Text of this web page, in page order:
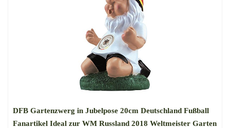
DFB Gartenzwerg in Jubelpose 20cm Deutschland Fußball
Fanartikel Ideal zur WM Russland 2018 Weltmeister Garten